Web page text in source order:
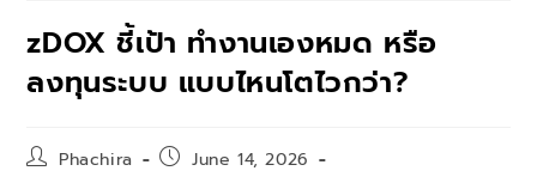
zDOX ชี้เป้า ทำงานเองหมด หรือ
ลงทุนระบบ แบบไหนโตไวกว่า?
Phachira
June 14, 2026